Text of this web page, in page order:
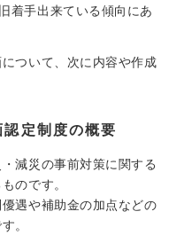
着手出来ている傾向にあ
ついて、次に内容や作成
定制度の概要
減災の事前対策に関する
のです。
遇や補助金の加点などの
。